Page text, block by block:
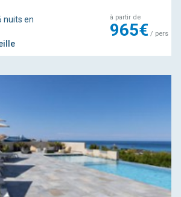
nuits en
à partir de
965€/ pers